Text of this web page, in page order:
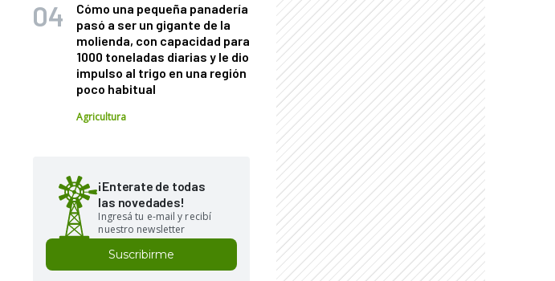
Cómo una pequeña panadería
pasó a ser un gigante de la
molienda, con capacidad para
1000 toneladas diarias y le dio
impulso al trigo en una región
poco habitual
Agricultura
¡Enterate de todas
las novedades!
Ingresá tu e-mail y recibí
nuestro newsletter
Suscribirme